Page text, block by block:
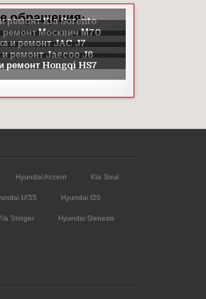
обращения:
Hyundai Accent Kia Soul
IX55 Hyundai I20
Stinger Hyundai Genesis